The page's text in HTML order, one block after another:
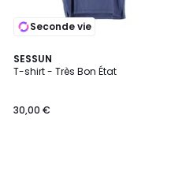
Seconde vie
SESSUN
T-shirt - Très Bon État
30,00 €